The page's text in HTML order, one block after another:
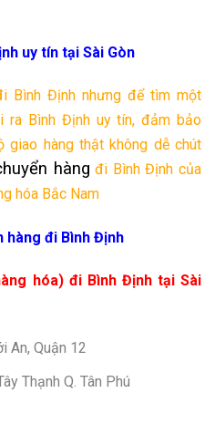
uy tín tại Sài Gòn
Bình Định nhưng để tìm một
ra Bình Định uy tín, đảm bảo
giao hàng thật không dễ chút
hàng đi Bình Định của
hóa Bắc Nam
hàng đi Bình Định
hóa) đi Bình Định tại Sài
An, Quận 12
Thạnh Q. Tân Phú